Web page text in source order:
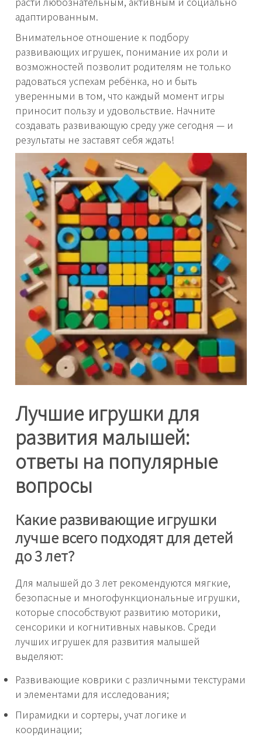
адаптированным.
Внимательное отношение к подбору
развивающих игрушек, понимание их роли и
возможностей позволит родителям не только
радоваться успехам ребёнка, но и быть
уверенными в том, что каждый момент игры
приносит пользу и удовольствие. Начните
создавать развивающую среду уже сегодня — и
результаты не заставят себя ждать!
Лучшие игрушки для
развития малышей:
ответы на популярные
вопросы
Какие развивающие игрушки
лучше всего подходят для детей
до 3 лет?
Для малышей до 3 лет рекомендуются мягкие,
безопасные и многофункциональные игрушки,
которые способствуют развитию моторики,
сенсорики и когнитивных навыков. Среди
лучших игрушек для развития малышей
выделяют:
Развивающие коврики с различными текстурами
и элементами для исследования;
Пирамидки и сортеры, учат логике и
координации;